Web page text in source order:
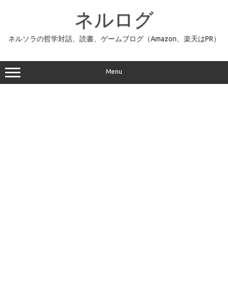
ッ
プ
ネルログ
ネルソラの哲学対話、読書、ゲームブログ（Amazon、楽天はPR）
Menu